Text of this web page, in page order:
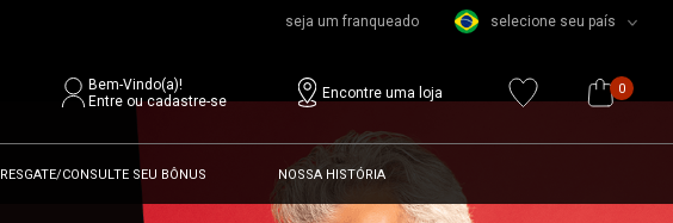
seja um franqueado selecione seu país
Bem-Vindo(a)!
Entre ou cadastre-se
Encontre uma loja 0
RESGATE/CONSULTE SEU BÔNUS NOSSA HISTÓRIA